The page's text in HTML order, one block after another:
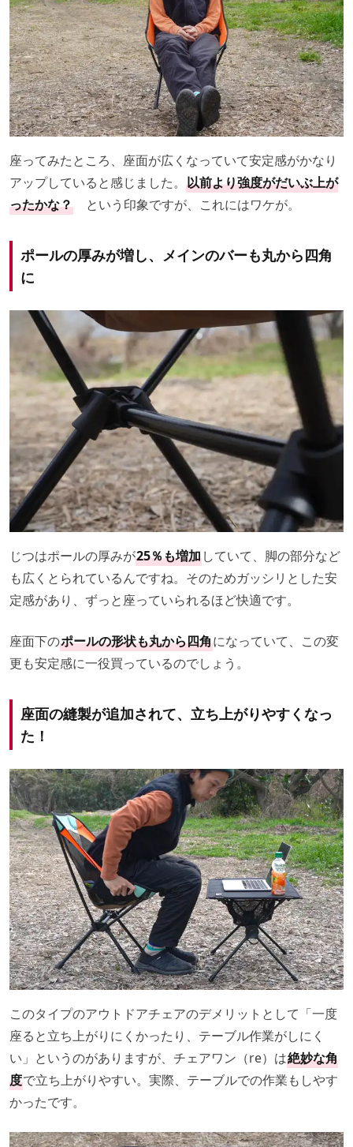
座ってみたところ、座面が広くなっていて安定感がかなり
アップしていると感じました。 以前より強度がだいぶ上が
ったかな？ という印象ですが、これにはワケが。
ポールの厚みが増し、メインのバーも丸から四角
に
じつはポールの厚みが25％も増加していて、脚の部分など
も広くとられているんですね。そのためガッシリとした安
定感があり、ずっと座っていられるほど快適です。
座面下のポールの形状も丸から四角になっていて、この変
更も安定感に一役買っているのでしょう。
座面の縫製が追加されて、立ち上がりやすくなっ
た！
このタイプのアウトドアチェアのデメリットとして「一度
座ると立ち上がりにくかったり、テーブル作業がしにく
い」というのがありますが、チェアワン（re）は絶妙な角
度で立ち上がりやすい。実際、テーブルでの作業もしやす
かったです。